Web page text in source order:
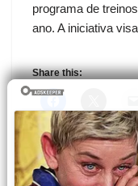
programa de
ano. A iniciativa
Share this: